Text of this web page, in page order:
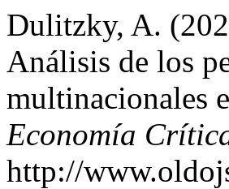
Dulitzky, A.
Análisis de los
multinacionales
Economía
http://